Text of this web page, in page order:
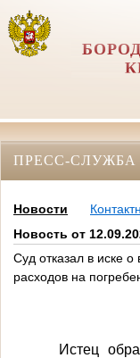
ПРЕСС-СЛУЖБА
Новости
Новость от
Суд отказал в иске о
расходов на
Истец